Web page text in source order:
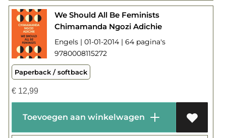
We Should All Be Feminists
Chimamanda Ngozi Adichie
Engels | 01-01-2014 | 64 pagina's
9780008115272
Paperback / softback
€12,99
Toevoegen aan winkelwagen